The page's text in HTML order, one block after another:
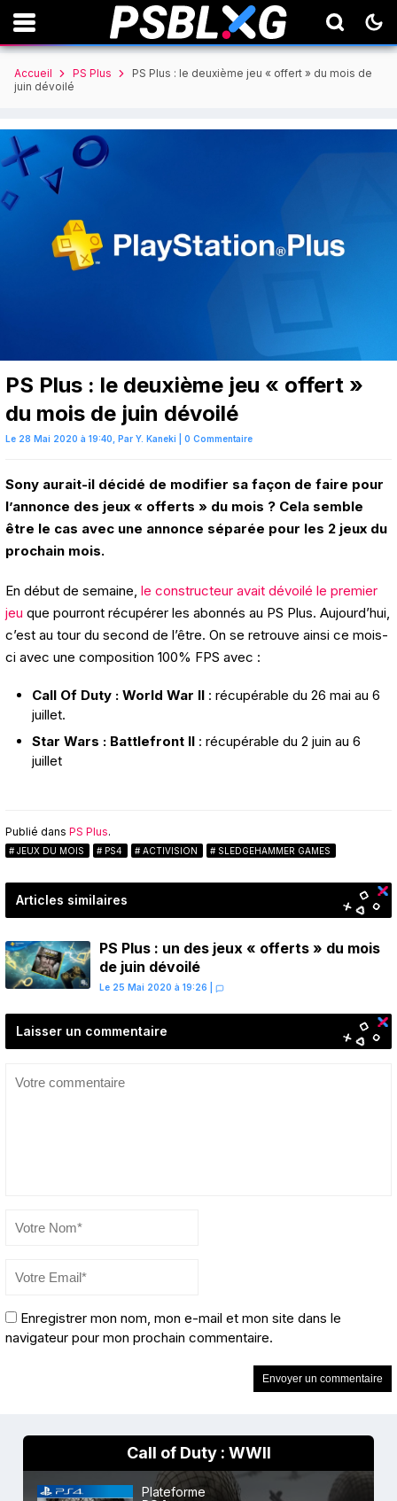
Accueil PS Plus
PS Plus : le deuxième jeu « offert » du mois de
juin dévoilé
PS Plus : le deuxième jeu « offert »
du mois de juin dévoilé
Le 28 Mai 2020 à 19:40, Par Y. Kaneki 0 Commentaire
Sony aurait-il décidé de modifier sa façon de faire pour
l’annonce des jeux « offerts » du mois ? Cela semble
être le cas avec une annonce séparée pour les 2 jeux du
prochain mois.
En début de semaine, le constructeur avait dévoilé le premier
jeu que pourront récupérer les abonnés au PS Plus. Aujourd’hui,
c’est au tour du second de l’être. On se retrouve ainsi ce mois-
ci avec une composition 100% FPS avec :
Call Of Duty : World War II : récupérable du 26 mai au 6
juillet.
Star Wars : Battlefront II : récupérable du 2 juin au 6
juillet
Publié dans PS Plus.
JEUX DU MOIS PS4 ACTIVISION SLEDGEHAMMER GAMES
Articles similaires
PS Plus : un des jeux « offerts » du mois
de juin dévoilé
Le 25 Mai 2020 à 19:26
Laisser un commentaire
Enregistrer mon nom, mon e-mail et mon site dans le
navigateur pour mon prochain commentaire.
Call of Duty : WWII
Plateforme